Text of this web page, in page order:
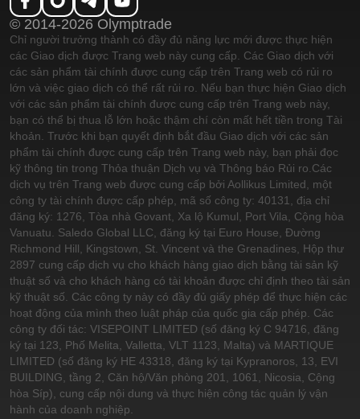
© 2014-2026 Olymptrade
Chỉ người trưởng thành có đầy đủ năng lực mới được thực hiện
các Giao dịch được Trang web này cung cấp. Các Giao dịch với
các sản phẩm tài chính được cung cấp trên Trang web có rủi ro
lớn và việc giao dịch có thể rất rủi ro. Nếu bạn thực hiện Giao dịch
với các sản phẩm tài chính được cung cấp trên Trang web này,
bạn có thể bị thua lỗ lớn hoặc thậm chí còn mất hết tiền trong Tài
khoản. Trước khi bạn quyết định bắt đầu Giao dịch với các sản
phẩm tài chính được cung cấp trên Trang web này, bạn phải đọc
kỹ thông tin trong Thỏa thuận Dịch vụ và Thông báo Rủi ro. Các
dịch vụ trên Trang web được cung cấp bởi Aollikus Limited, một
công ty tài chính được cấp phép, mã số công ty: 40131, địa chỉ
đăng ký: 1276, Tòa nhà Govant, Xa lộ Kumul, Port Vila, Cộng hòa
Vanuatu. Saledo Global LLC, đăng ký tại Euro House, Đường
Richmond Hill, Kingstown, St. Vincent và the Grenadines, Hộp thư
2897 cung cấp dịch vụ cho khách hàng giao dịch bằng tài sản kỹ
thuật số và cho khách hàng có tài khoản được chỉ định theo tài sản
kỹ thuật số. Các công ty này có đầy đủ giấy phép để thực hiện các
hoạt động của mình theo luật pháp của quốc gia cấp phép. Các
công ty đối tác: VISEPOINT LIMITED (số đăng ký C 94716, đăng
ký tại 123, Phố Melita, Valletta, VLT 1123, Malta) và MARTIQUE
LIMITED (số đăng ký HE 43318, đăng ký tại Kypranoros, 13, EVI
BUILDING, tầng 2, Căn hộ/Văn phòng 201, 1061, Nicosia, Cộng
hòa Síp), cung cấp nội dung và thực hiện công tác quản lý vận
hành của doanh nghiệp.